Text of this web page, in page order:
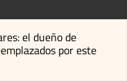
el dueño de
por este